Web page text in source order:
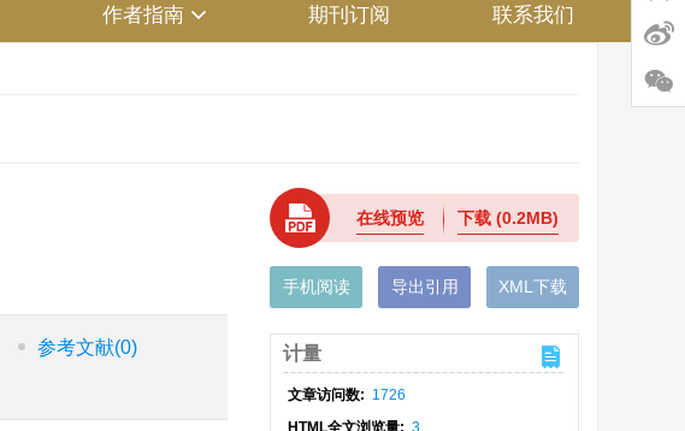
作者指南 期刊订阅 联系我们
参考文献(0)
在线预览 下载(0.2MB)
手机阅读 导出引用 XML下载
计量
文章访问数: 1726
HTML全文浏览量: 3